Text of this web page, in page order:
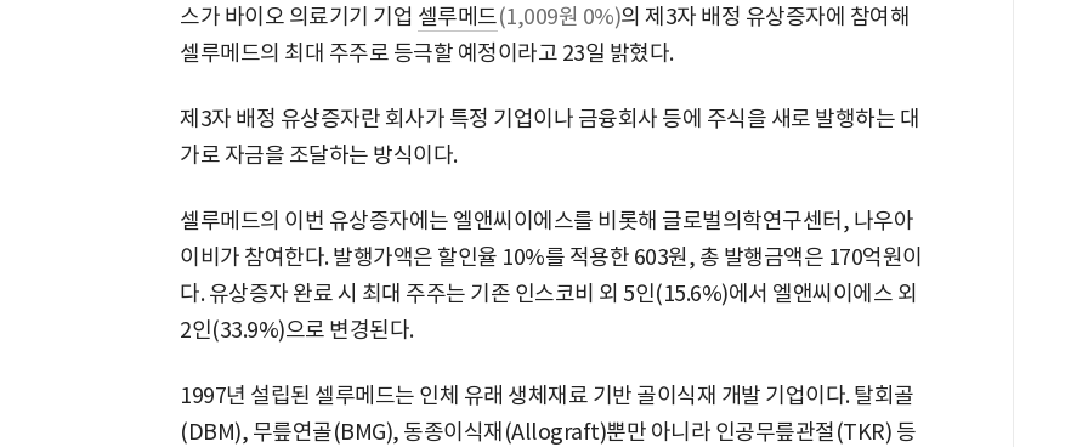
스가 바이오 의료기기 기업 셀루메드(1,009원 0%)의 제3자 배정 유상증자에 참여해
셀루메드의 최대 주주로 등극할 예정이라고 23일 밝혔다.
제3자 배정 유상증자란 회사가 특정 기업이나 금융회사 등에 주식을 새로 발행하는 대
가로 자금을 조달하는 방식이다.
셀루메드의 이번 유상증자에는 엘앤씨이에스를 비롯해 글로벌의학연구센터, 나우아
이비가 참여한다. 발행가액은 할인율 10%를 적용한 603원, 총 발행금액은 170억원이
다. 유상증자 완료 시 최대 주주는 기존 인스코비 외 5인(15.6%)에서 엘앤씨이에스 외
2인(33.9%)으로 변경된다.
1997년 설립된 셀루메드는 인체 유래 생체재료 기반 골이식재 개발 기업이다. 탈회골
(DBM), 무릎연골(BMG), 동종이식재(Allograft)뿐만 아니라 인공무릎관절(TKR) 등